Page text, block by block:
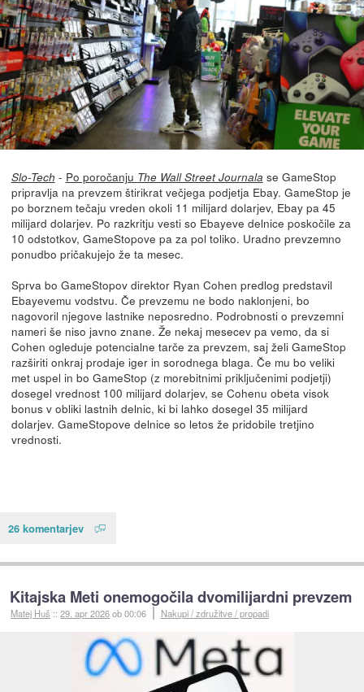
Slo-Tech - Po poročanju The Wall Street Journala se GameStop
pripravlja na prevzem štirikrat večjega podjetja Ebay. GameStop je
po borznem tečaju vreden okoli 11 milijard dolarjev, Ebay pa 45
milijard dolarjev. Po razkritju vesti so Ebayeve delnice poskočile za
10 odstotkov, GameStopove pa za pol toliko. Uradno prevzemno
ponudbo pričakujejo že ta mesec.
Sprva bo GameStopov direktor Ryan Cohen predlog predstavil
Ebayevemu vodstvu. Če prevzemu ne bodo naklonjeni, bo
nagovoril njegove lastnike neposredno. Podrobnosti o prevzemni
nameri še niso javno znane. Že nekaj mesecev pa vemo, da si
Cohen ogleduje potencialne tarče za prevzem, saj želi GameStop
razširiti onkraj prodaje iger in sorodnega blaga. Če mu bo veliki
met uspel in bo GameStop (z morebitnimi priključenimi podjetji)
dosegel vrednost 100 milijard dolarjev, se Cohenu obeta visok
bonus v obliki lastnih delnic, ki bi lahko dosegel 35 milijard
dolarjev. GameStopove delnice so letos že pridobile tretjino
vrednosti.
26 komentarjev
Kitajska Meti onemogočila dvomilijardni prevzem
Matej Huš ::29. apr 2026ob 00:06 Nakupi / združitve / propadi